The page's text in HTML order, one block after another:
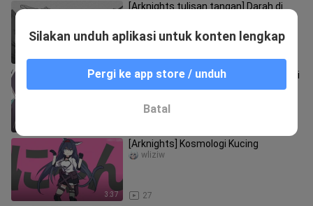
[Arknights tulisan tangan] Darah di
65
KPbuhuihuahua
[MAD Arknights] Kehidupan sehari-hari
3:37
[Arknights] Kosmologi Kucing
27
wliziw
Silakan unduh aplikasi untuk konten lengkap
Pergi ke app store / unduh
Batal